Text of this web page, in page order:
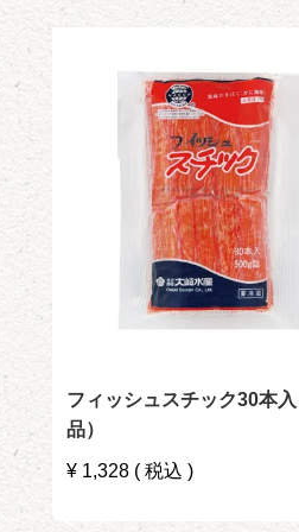
フィッシュスチック30本
品）
¥ 1,328 税込